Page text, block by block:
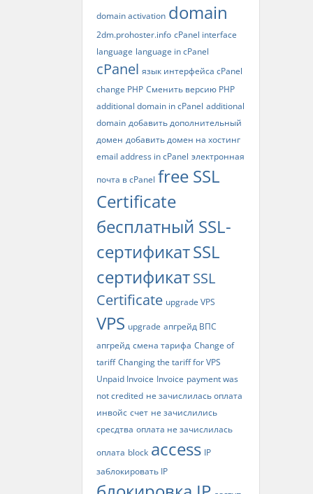
domain activation domain
2dm.prohoster.info cPanel interface
language language in cPanel
cPanel язык интерфейса cPanel
change PHP Сменить версию PHP
additional domain in cPanel additional
domain добавить дополнительный
домен добавить домен на хостинг
email address in cPanel электронная
почта в cPanel free SSL
Certificate
бесплатный SSL-
сертификатSSL
сертификатSSL
Certificate upgrade VPS
VPS upgrade апгрейд ВПС
апгрейд смена тарифа Change of
tariff Changing the tariff for VPS
Unpaid Invoice Invoice payment was
not credited не зачислилась оплата
инвойс счет не зачислились
сресдтва оплата не зачислилась
оплата block access IP
заблокировать IP